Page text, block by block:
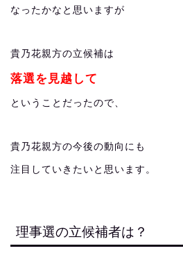
なったかなと思いますが
貴乃花親方の立候補は
落選を見越して
ということだったので、
貴乃花親方の今後の動向にも
注目していきたいと思います。
理事選の立候補者は？